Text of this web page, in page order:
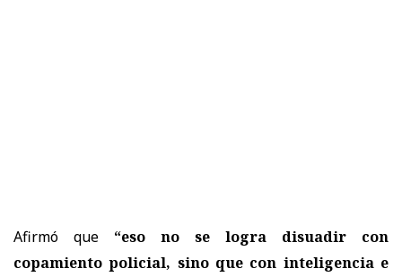
Afirmó que “eso no se logra disuadir con
copamiento policial, sino que con inteligencia e